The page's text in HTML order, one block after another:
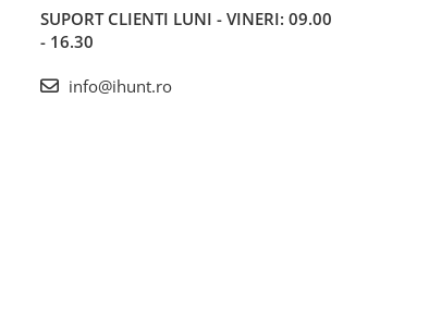
SUPORT CLIENTI LUNI - VINERI: 09.00
- 16.30
info@ihunt.ro